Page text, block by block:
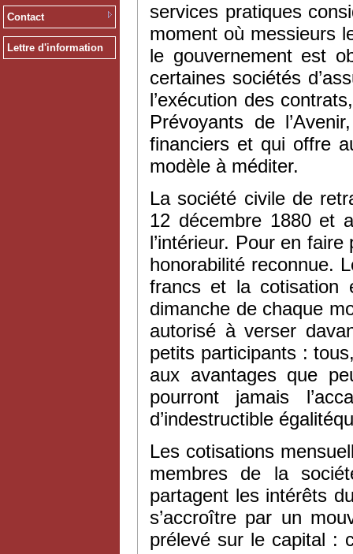
Contact
Lettre d'information
services pratiques
moment où messieurs
le gouvernement est
certaines sociétés
l’exécution des
Prévoyants de
financiers et qui offre
modèle à méditer.
La société civile de
12 décembre 1880 et
l’intérieur. Pour en faire
honorabilité reconnue.
francs et la cotisation
dimanche de chaque
autorisé à verser
petits participants :
aux avantages que
pourront jamais
d’indestructible
Les cotisations
membres de la
partagent les intérêts
s’accroître par un
prélevé sur le capital :